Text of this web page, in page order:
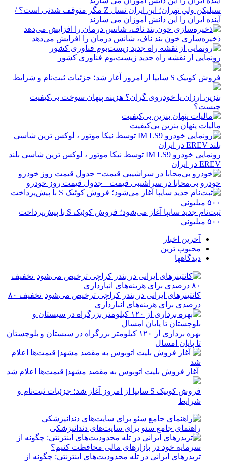
سیلیکن ولیِ تهران؛ این ایران نسل Z مگر متوقف شدنی است؟ /
آینده ایران را این دانش آموزان می سازند
ذخیره‌سازی خون بند ناف، شانس درمان را افزایش می‌دهد
رونمایی از نقشه راه جدید زیست‌بوم فناوری کشور
فروش کوییک S سایپا از امروز آغاز شد؛ جزئیات ثبت‌نام و شرایط
بنزین ارزان یا خودروی گران؟ هزینه پنهان سوخت بی‌کیفیت
چیست؟
مالیات پنهان بنزین بی‌کیفیت
رونمایی خودرو IM LS9 توسط نیکا موتور ، لوکس ترین شاسی بلند
EREV در ایران
خودرو بی‌محابا در سراشیبی قیمت+ جدول قیمت روز خودرو
ثبت‌نام جدید سایپا آغاز می‌شود؛ فروش کوئیک S با پیش‌پرداخت
۵۰۰ میلیونی
آخرین اخبار
محبوب ترین
دیدگاهها
کانتینرهای ایرانی در بندر کراچی ترخیص می‌شود| تخفیف ۸۰
درصدی برای هزینه‌های انبارداری
بهره برداری از ۱۲۰ کیلومتر بزرگراه در سیستان و بلوچستان
تا پایان امسال
آغاز فروش بلیت اتوبوس به مقصد مشهد| قیمت‌ها اعلام شد
فروش کوییک S سایپا از امروز آغاز شد؛ جزئیات ثبت‌نام و
شرایط
راهنمای جامع سئو برای سایت‌های دندانپزشکی
تریدرهای ایرانی در تله محدودیت‌های اینترنتی: چگونه از